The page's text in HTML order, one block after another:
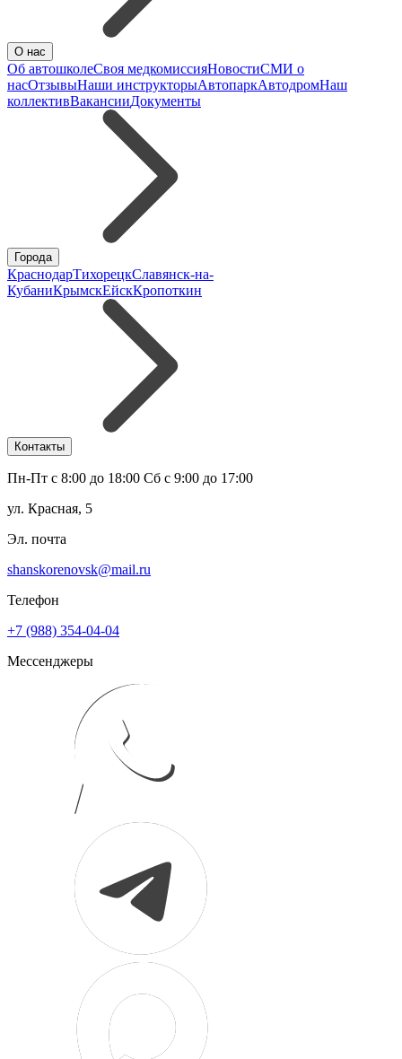
О нас
Об автошколеСвоя медкомиссияНовостиСМИ о
насОтзывыНаши инструкторыАвтопаркАвтодромНаш
коллективВакансииДокументы
Города
КраснодарТихорецкСлавянск-на-
КубаниКрымскЕйскКропоткин
Контакты
Пн-Пт с 8:00 до 18:00 Сб с 9:00 до 17:00
ул. Красная, 5
Эл. почта
shanskorenovsk@mail.ru
Телефон
+7 (988) 354-04-04
Мессенджеры